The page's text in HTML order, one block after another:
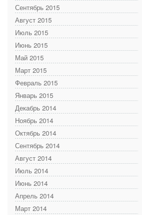
Сентябрь 2015
Август 2015
Июль 2015
Июнь 2015
Май 2015
Март 2015
Февраль 2015
Январь 2015
Декабрь 2014
Ноябрь 2014
Октябрь 2014
Сентябрь 2014
Август 2014
Июль 2014
Июнь 2014
Апрель 2014
Март 2014